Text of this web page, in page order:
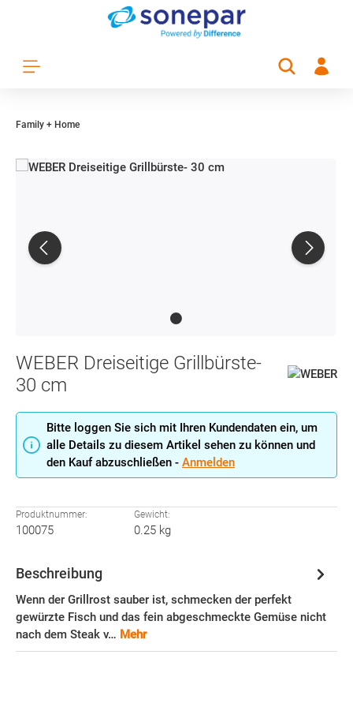
Zum Hauptinhalt springen
Family + Home
WEBER Dreiseitige Grillbürste-
30 cm
Bitte loggen Sie sich mit Ihren Kundendaten ein, um
alle Details zu diesem Artikel sehen zu können und
den Kauf abzuschließen - Anmelden
Produktnummer:
100075
Gewicht:
0.25 kg
Beschreibung
Wenn der Grillrost sauber ist, schmecken der perfekt
gewürzte Fisch und das fein abgeschmeckte Gemüse nicht
nach dem Steak v… Mehr